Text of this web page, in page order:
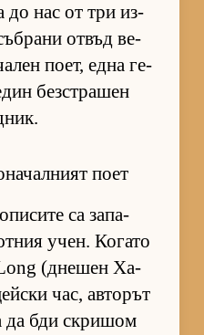
до нас от три из­
от­въд ве­
по­ет, една ге­
без­стра­шен
поет
са за­па­
учен. Ко­гато
Long (дне­шен Ха­
час, ав­то­рът
да бди скри­шом